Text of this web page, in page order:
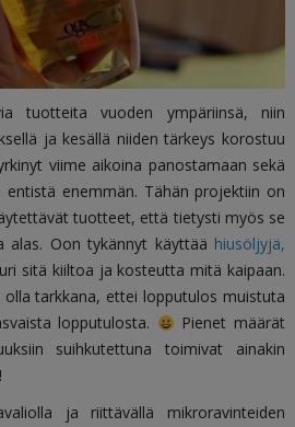
tuotteita vuoden ympäriinsä, niin
ja kesällä niiden tärkeys korostuu
viime aikoina panostamaan sekä
enemmän. Tähän projektiin on
tuotteet, että tietysti myös se
alas. Oon tykännyt käyttää hiusöljyjä,
sitä kiiltoa ja kosteutta mitä kaipaan.
tarkkana, ettei lopputulos muistuta
lopputulosta.
Pienet määrät
suihkutettuna toimivat ainakin
ja riittävällä mikroravinteiden